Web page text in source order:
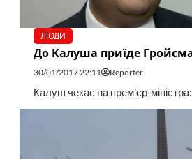
ЛЮДИ
До Калуша приїде
30/01/2017 22:11 Reporter
Калуш чекає на прем'єр-міністра: